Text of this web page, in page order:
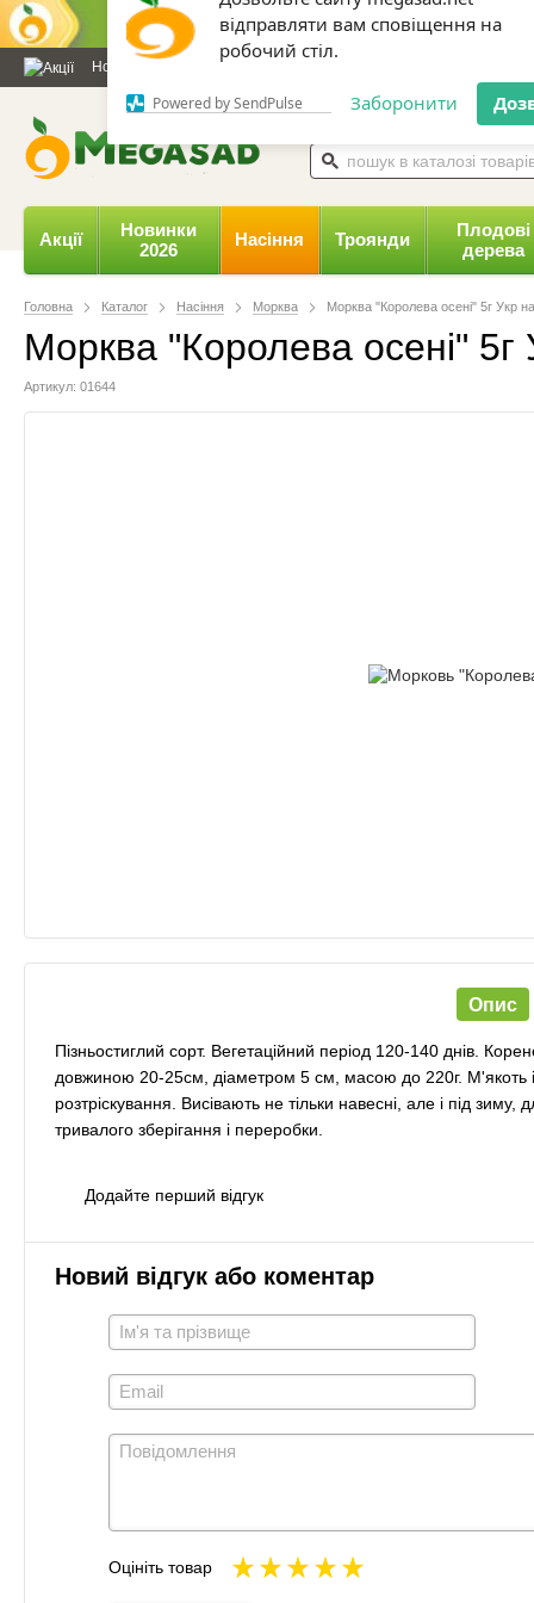
Дозвольте сайту megasad.net
відправляти вам сповіщення на
Новини та статті
0 800 332-015, 067 654-
Акції
Новинки
2026
Насіння Троянди
Плодові
дерева
Головна Каталог Насіння Морква Морква "Королева осені" 5г Укр
Морква "Королева осені" 5г
Артикул: 01644
Опис
Пізньостиглий сорт. Вегетаційний період 120-140 днів.
довжиною 20-25см, діаметром 5 см, масою до 220г. М'якоть
розтріскування. Висівають не тільки навесні, але і під
тривалого зберігання і переробки.
Додайте перший відгук
Новий відгук або коментар
Оцініть товар